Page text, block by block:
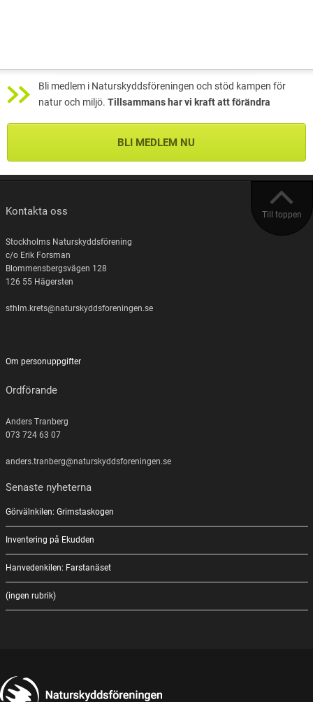
Bli medlem i Naturskyddsföreningen och stöd kampen för
natur och miljö. Tillsammans har vi kraft att förändra
BLI MEDLEM NU
Till toppen
Kontakta oss
Stockholms Naturskyddsförening
c/o Erik Forsman
Blommensbergsvägen 128
126 55 Hägersten
sthlm.krets@naturskyddsforeningen.se
Om personuppgifter
Ordförande
Anders Tranberg
073 724 63 07
anders.tranberg@naturskyddsforeningen.se
Senaste nyheterna
Görvälnkilen: Grimstaskogen
Inventering på Ekudden
Hanvedenkilen: Farstanäset
(ingen rubrik)